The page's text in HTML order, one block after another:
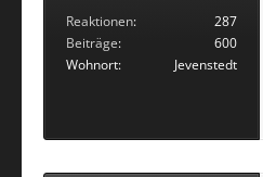
Reaktionen
287
Beiträge
600
Wohnort
Jevenstedt